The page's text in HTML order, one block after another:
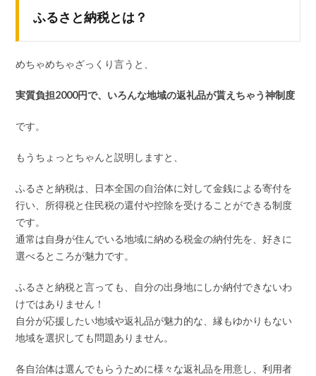
ふるさと納税とは？
めちゃめちゃざっくり言うと、
実質負担2000円で、いろんな地域の返礼品が貰えちゃう神制度
です。
もうちょっとちゃんと説明しますと、
ふるさと納税は、日本全国の自治体に対して金銭による寄付を
行い、所得税と住民税の還付や控除を受けることができる制度
です。
通常は自身が住んでいる地域に納める税金の納付先を、好きに
選べるところが魅力です。
ふるさと納税と言っても、自分の出身地にしか納付できないわ
けではありません！
自分が応援したい地域や返礼品が魅力的な、縁もゆかりもない
地域を選択しても問題ありません。
各自治体は選んでもらうために様々な返礼品を用意し、利用者